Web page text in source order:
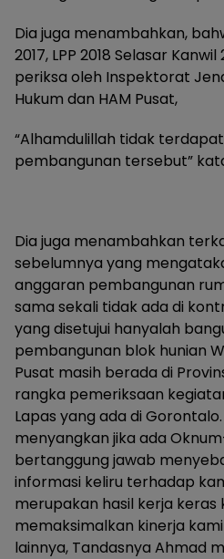
Dia juga menambahkan,
2017, LPP 2018 Selasar
periksa oleh Inspektorat
Hukum dan HAM Pusat,
“Alhamdulillah tidak
pembangunan tersebut”
Dia juga menambahkan
sebelumnya yang
anggaran pembangunan
sama sekali tidak ada di
yang disetujui hanyalah
pembangunan blok hunian
Pusat masih berada di
rangka pemeriksaan
Lapas yang ada di
menyangkan jika ada
bertanggung jawab
informasi keliru terhadap
merupakan hasil kerja keras
memaksimalkan kinerja
lainnya, Tandasnya Ahmad